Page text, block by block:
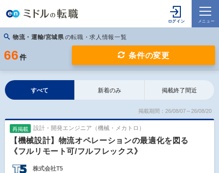
物流・運輸/宮城県 の転職・求人情報一覧
66 件 条件の変更
すべて 新着のみ 掲載終了間近
掲載期間：26/08/07～26/08/20
再掲載 設計・開発エンジニア（機械・メカトロ）
【機械設計】物流オペレーションの最適化を図る
《フルリモート可/フルフレックス》
株式会社T5